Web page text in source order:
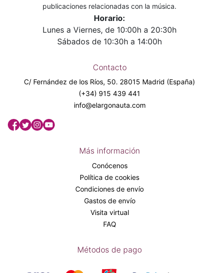
publicaciones relacionadas con la música.
Horario:
Lunes a Viernes, de 10:00h a 20:30h
Sábados de 10:30h a 14:00h
Contacto
C/ Fernández de los Ríos, 50. 28015 Madrid (España)
(+34) 915 439 441
info@elargonauta.com
Más información
Conócenos
Política de cookies
Condiciones de envío
Gastos de envío
Visita virtual
FAQ
Métodos de pago